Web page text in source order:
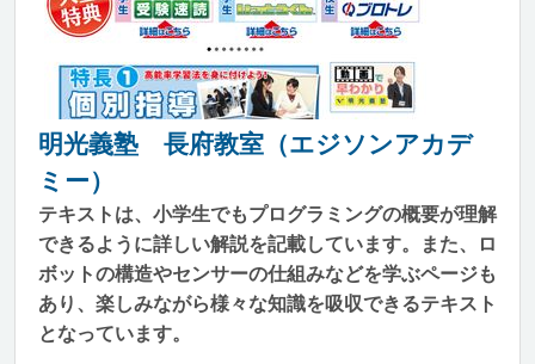
明光義塾 長府教室（エジソンアカデ
ミー）
テキストは、小学生でもプログラミングの概要が理解
できるように詳しい解説を記載しています。また、ロ
ボットの構造やセンサーの仕組みなどを学ぶページも
あり、楽しみながら様々な知識を吸収できるテキスト
となっています。